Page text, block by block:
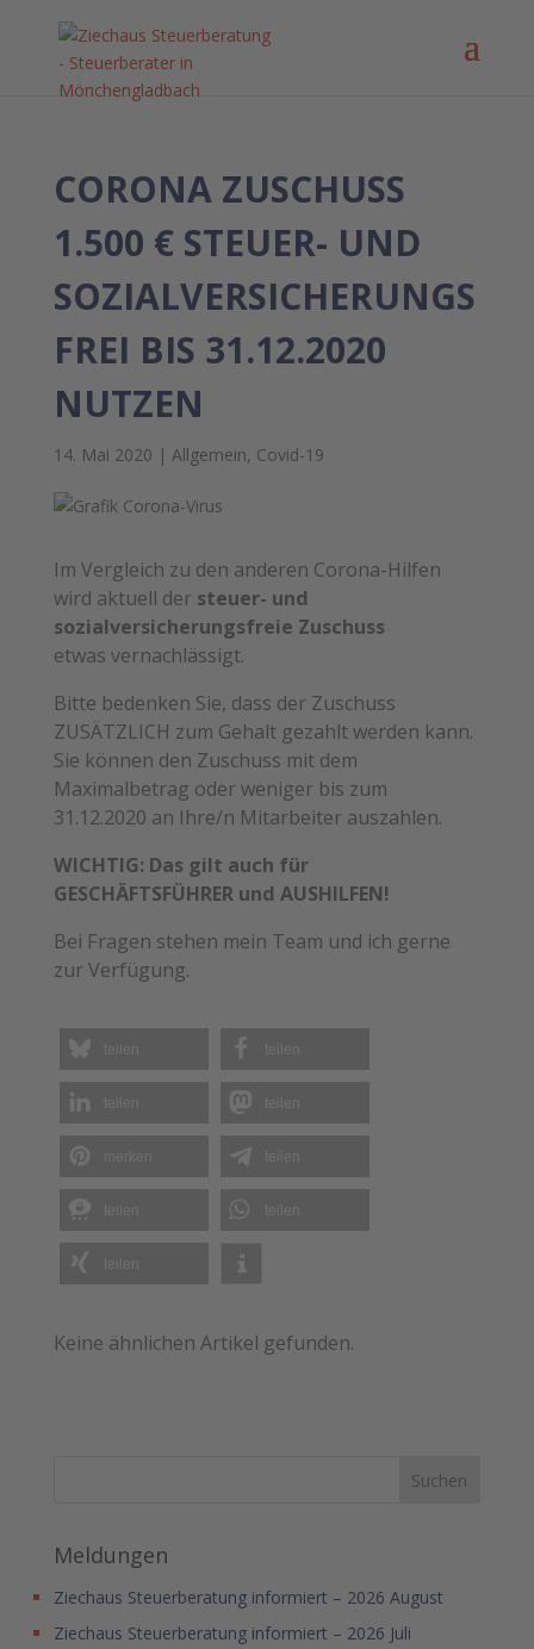
CORONA ZUSCHUSS
1.500 € STEUER- UND
SOZIALVERSICHERUNGS
FREI BIS 31.12.2020
NUTZEN
14. Mai 2020 | Allgemein, Covid-19
Im Vergleich zu den anderen Corona-Hilfen
wird aktuell der steuer- und
sozialversicherungsfreie Zuschuss
etwas vernachlässigt.
Bitte bedenken Sie, dass der Zuschuss
ZUSÄTZLICH zum Gehalt gezahlt werden kann.
Sie können den Zuschuss mit dem
Maximalbetrag oder weniger bis zum
31.12.2020 an Ihre/n Mitarbeiter auszahlen.
WICHTIG: Das gilt auch für
GESCHÄFTSFÜHRER und AUSHILFEN!
Bei Fragen stehen mein Team und ich gerne
zur Verfügung.
Keine ähnlichen Artikel gefunden.
Meldungen
Ziechaus Steuerberatung informiert – 2026 August
Ziechaus Steuerberatung informiert – 2026 Juli